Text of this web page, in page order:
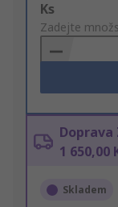
Add
to
Basket
Ks
Zadejte
Doprava
1 650,00
Skladem